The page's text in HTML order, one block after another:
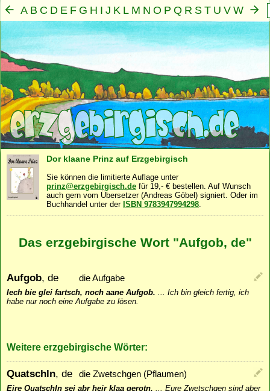
A B C D E F G H I J K L M N O P Q R S T U V W
X Y Z
Mensch· Seele·Geist·Familie·Gemeinschaft ·
Dor klaane Prinz auf Erzgebirgisch
Sie können die limitierte Auflage unter
prinz@erzgebirgisch.de für 19,- € bestellen. Auf Wunsch
auch gern vom Übersetzer (Andreas Göbel) signiert. Oder im
Buchhandel unter der ISBN 9783947994298.
Das erzgebirgische Wort "Aufgob, de"
Aufgob, de die Aufgabe
Iech bie glei fartsch, noch aane Aufgob. ... Ich bin gleich fertig, ich
habe nur noch eine Aufgabe zu lösen.
Weitere erzgebirgische Wörter:
Quatschln, de die Zwetschgen (Pflaumen)
Eire Quatschln sei abr heir klaa gerotn. ... Eure Zwetschgen sind aber